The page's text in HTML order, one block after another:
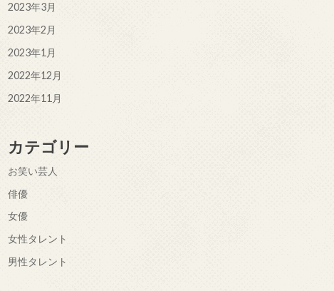
2023年3月
2023年2月
2023年1月
2022年12月
2022年11月
カテゴリー
お笑い芸人
俳優
女優
女性タレント
男性タレント